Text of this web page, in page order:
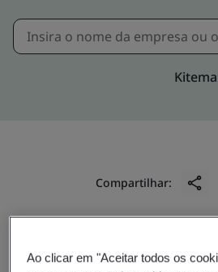
Compartilhar:
Ao clicar em "Aceitar todos os